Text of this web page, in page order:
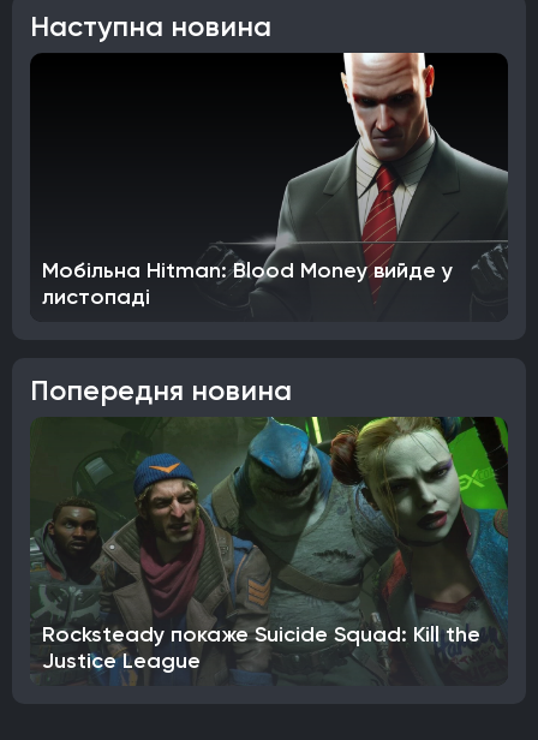
Наступна новина
Мобільна Hitman: Blood Money вийде у
листопаді
Попередня новина
Rocksteady покаже Suicide Squad: Kill the
Justice League